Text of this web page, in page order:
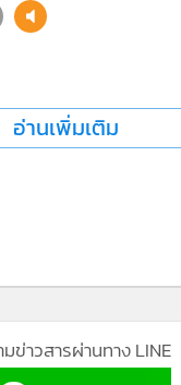
ที่มีรอยรั่วเดี
เอฟเฟกต์แบบลูกโซ่ทะล
องโหว่นั้นฝังรากลึกอยู่ใ
ถูกคัดลอกไปวางในทุก
ดตรวจพบช่องโหว่นี้เล
อมูลเชิงสถิติคือ รูปแบบ
สร้างบาดแผลฉกรรจ์ใน
อ่านเพิ่มเติม
ข่าวสารผ่านทาง LINE